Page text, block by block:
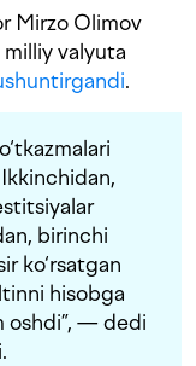
Mirzo Olimov
valyuta
.
birinchi
ko‘rsatgan
hisobga
oshdi”, — dedi